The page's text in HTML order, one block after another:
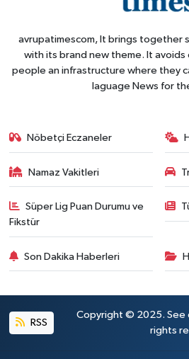
avrupatimescom, It brings together
with its brand new theme. It
people an infrastructure where they
laguage News for
Nöbetçi Eczaneler
Namaz Vakitleri
Süper Lig Puan Durumu ve
Fikstür
Son Dakika Haberleri
RSS
Copyright © 2025. See
rights